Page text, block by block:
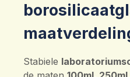
Stabiele